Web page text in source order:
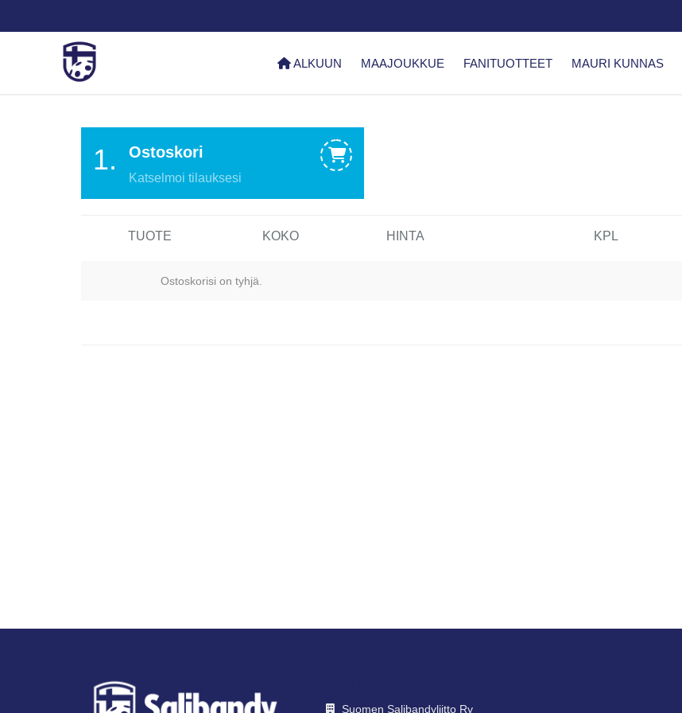
ALKUUN MAAJOUKKUE FANITUOTTEET MAURI KUNNAS
1. Ostoskori
Katselmoi tilauksesi
TUOTE KOKO HINTA KPL
Ostoskorisi on tyhjä.
Suomen Salibandyliitto Ry